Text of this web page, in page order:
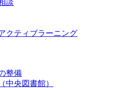
談
クティブラーニング
整備
中央図書館）